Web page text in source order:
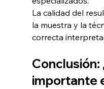
La calidad del
la muestra y la
correcta
Conclusión:
importante